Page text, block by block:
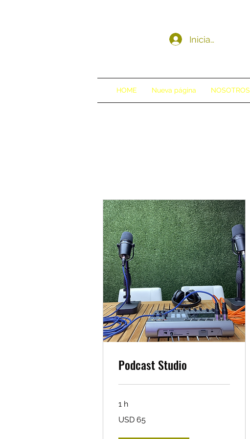
Iniciar sesión
HOME Nueva página NOSOTROS
Podcast Studio
1 h
dólares
estadounidenses
USD 65